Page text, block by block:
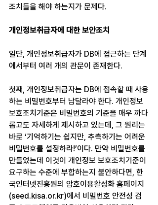
조치들을 해야 하는지가 문제다.
개인정보취급자에 대한 보안조치
일단, 개인정보취급자가 DB에 접근하는 단계
에서부터 여러 개의 관문이 존재한다.
첫째, 개인정보취급자는 DB에 접속할 때 사용
하는 비밀번호부터 남달라야 한다. 개인정보
보호조치기준은 비밀번호의 기준을 매우 까다
롭고도 자세하게 제시하고 있는데, 그 원리는
바로 ‘기억하기는 쉽지만, 추측하기는 어려운
비밀번호를 설정하라!’이다. 만약 비밀번호를
만들었는데 이것이 개인정보 보호조치기준이
요구하는 수준에 부합하는지 불안하다면, 한
국인터넷진흥원의 암호이용활성화 홈페이지
(seed.kisa.or.kr)에서 비밀번호 안전성 검